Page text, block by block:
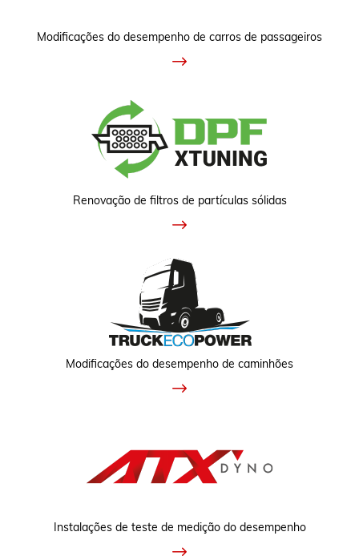
Modificações do desempenho de carros de passageiros
Renovação de filtros de partículas sólidas
Modificações do desempenho de caminhões
Instalações de teste de medição do desempenho